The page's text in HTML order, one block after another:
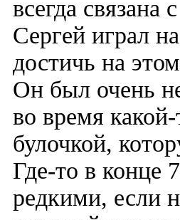
всегда
Сергей играл
достичь на
Он был очень
во время
булочкой,
Где-то в конце
редкими, если